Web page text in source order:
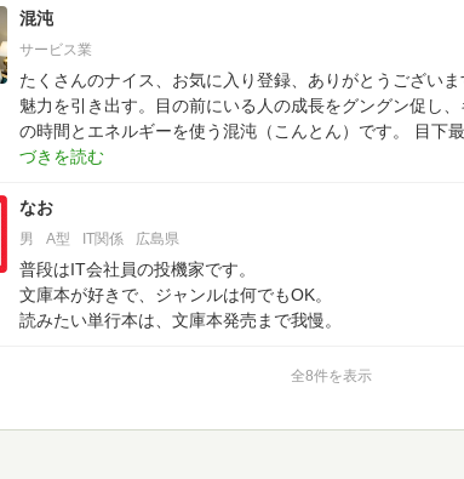
混沌
サービス業
たくさんのナイス、お気に入り登録、ありがとうございま
魅力を引き出す。目の前にいる人の成長をグングン促し
の時間とエネルギーを使う混沌（こんとん）です。
目下
なお
男 A型 IT関係 広島県
普段はIT会社員の投機家です。
文庫本が好きで、ジャンルは何でもOK。
読みたい単行本は、文庫本発売まで我慢。
全8件を表示